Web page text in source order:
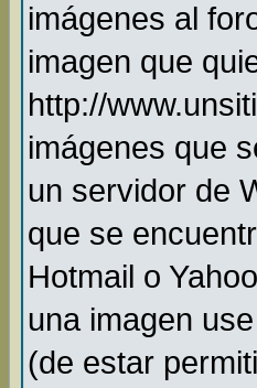
imágenes al
imagen que
http://
imágenes que
un servidor de
que se
Hotmail o
una imagen
(de estar